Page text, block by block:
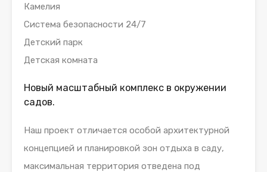
Камелия
Система безопасности 24/7
Детский парк
Детская комната
Новый масштабный комплекс в окружении
садов.
Наш проект отличается особой архитектурной
концепцией и планировкой зон отдыха в саду,
максимальная территория отведена под